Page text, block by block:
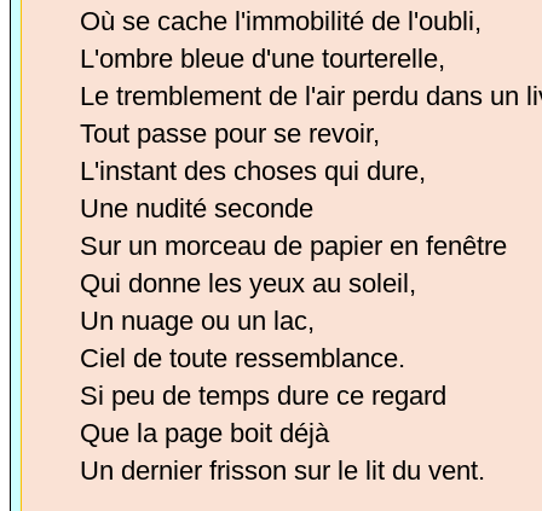
Où se cache l'immobilité de l'oubli,
L'ombre bleue d'une tourterelle,
Le tremblement de l'air perdu dans un
Tout passe pour se revoir,
L'instant des choses qui dure,
Une nudité seconde
Sur un morceau de papier en fenêtre
Qui donne les yeux au soleil,
Un nuage ou un lac,
Ciel de toute ressemblance.
Si peu de temps dure ce regard
Que la page boit déjà
Un dernier frisson sur le lit du vent.